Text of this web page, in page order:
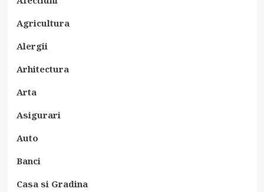
Agricultura
Alergii
Arhitectura
Arta
Asigurari
Auto
Banci
Casa si Gradina